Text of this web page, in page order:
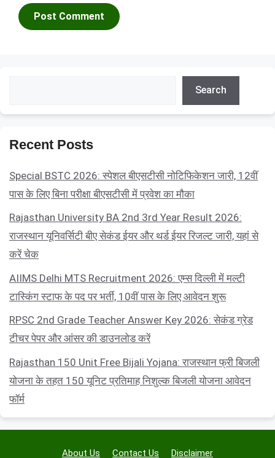
Search
Recent Posts
Special BSTC 2026: स्पेशल बीएसटीसी नोटिफिकेशन जारी, 12वीं
पास के लिए बिना परीक्षा बीएसटीसी में प्रवेश का मौका
Rajasthan University BA 2nd 3rd Year Result 2026:
राजस्थान यूनिवर्सिटी बीए सेकंड ईयर और थर्ड ईयर रिजल्ट जारी, यहां से
करें चेक
AIIMS Delhi MTS Recruitment 2026: एम्स दिल्ली में मल्टी
टास्किंग स्टाफ के पद पर भर्ती, 10वीं पास के लिए आवेदन शुरू
RPSC 2nd Grade Teacher Answer Key 2026: सेकंड ग्रेड
टीचर पेपर और आंसर की डाउनलोड करें
Rajasthan 150 Unit Free Bijali Yojana: राजस्थान फ्री बिजली
योजना के तहत 150 यूनिट प्रतिमाह निशुल्क बिजली योजना आवेदन
फॉर्म
About Us Contact Us Disclaimer